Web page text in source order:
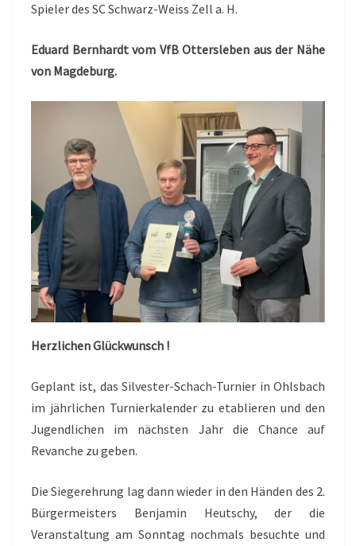
Spieler des SC Schwarz-Weiss Zell a. H.
Eduard Bernhardt vom VfB Ottersleben aus der Nähe
von Magdeburg.
Herzlichen Glückwunsch !
Geplant ist, das Silvester-Schach-Turnier in Ohlsbach
im jährlichen Turnierkalender zu etablieren und den
Jugendlichen im nächsten Jahr die Chance auf
Revanche zu geben.
Die Siegerehrung lag dann wieder in den Händen des 2.
Bürgermeisters Benjamin Heutschy, der die
Veranstaltung am Sonntag nochmals besuchte und